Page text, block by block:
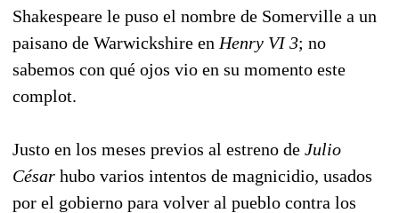
Shakespeare le puso el nombre de Somerville a un
paisano de Warwickshire en Henry VI 3; no
sabemos con qué ojos vio en su momento este
complot.
Justo en los meses previos al estreno de Julio
César hubo varios intentos de magnicidio, usados
por el gobierno para volver al pueblo contra los